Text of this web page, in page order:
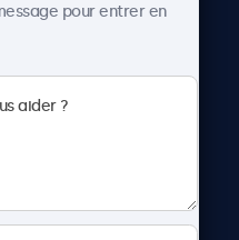
et mises à jour
de vente
pour entrer en